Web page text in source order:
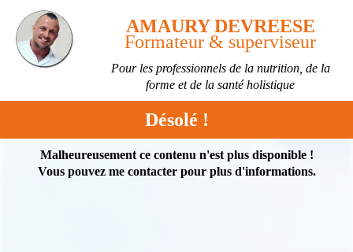
AMAURY DEVREESE
Formateur & superviseur
Pour les professionnels de la nutrition, de la
forme et de la santé holistique
Désolé !
Malheureusement ce contenu n'est plus disponible !
Vous pouvez me contacter pour plus d'informations.